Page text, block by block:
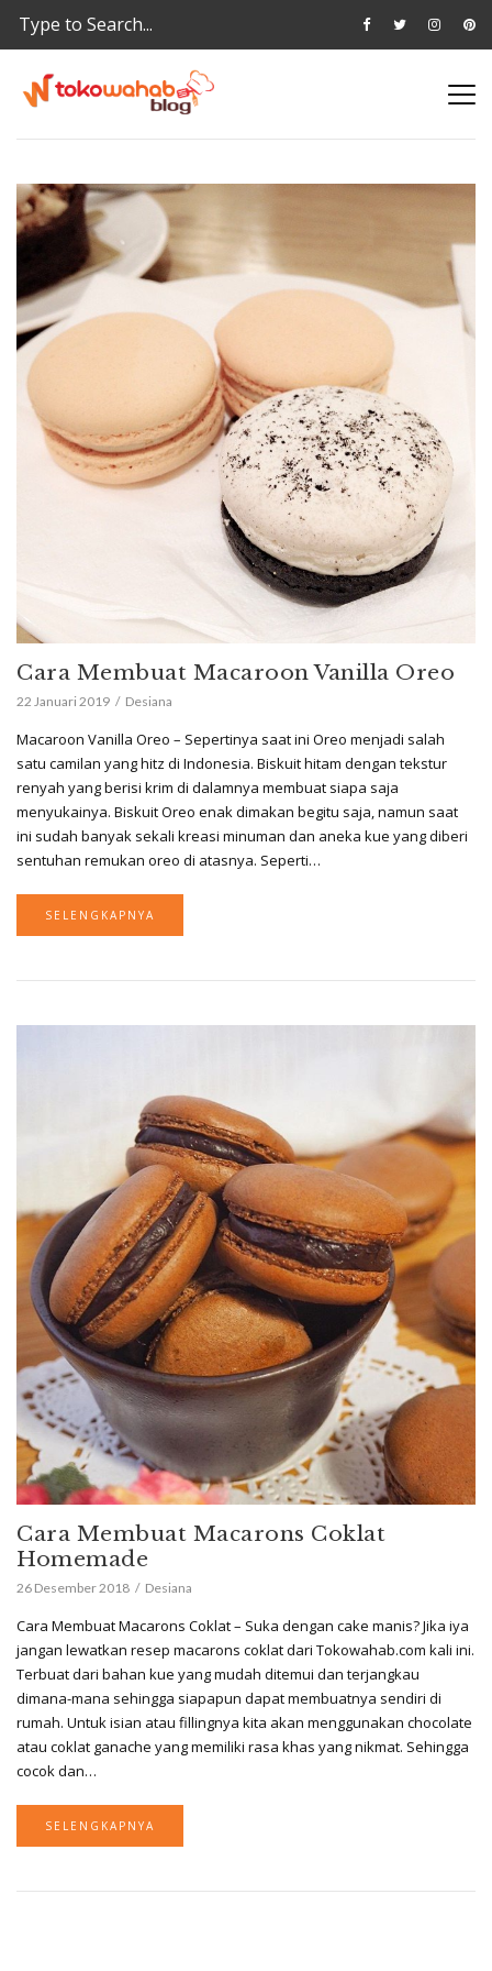
Cara Membuat Macaroon Vanilla Oreo
22 Januari 2019 Desiana
Macaroon Vanilla Oreo – Sepertinya saat ini Oreo menjadi salah
satu camilan yang hitz di Indonesia. Biskuit hitam dengan tekstur
renyah yang berisi krim di dalamnya membuat siapa saja
menyukainya. Biskuit Oreo enak dimakan begitu saja, namun saat
ini sudah banyak sekali kreasi minuman dan aneka kue yang diberi
sentuhan remukan oreo di atasnya. Seperti…
SELENGKAPNYA
Cara Membuat Macarons Coklat
Homemade
26 Desember 2018 Desiana
Cara Membuat Macarons Coklat – Suka dengan cake manis? Jika iya
jangan lewatkan resep macarons coklat dari Tokowahab.com kali ini.
Terbuat dari bahan kue yang mudah ditemui dan terjangkau
dimana-mana sehingga siapapun dapat membuatnya sendiri di
rumah. Untuk isian atau fillingnya kita akan menggunakan chocolate
atau coklat ganache yang memiliki rasa khas yang nikmat. Sehingga
cocok dan…
SELENGKAPNYA